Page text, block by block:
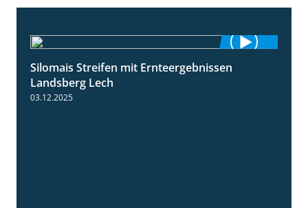
11:01
Silomais Streifen mit Ernteergebnissen
Landsberg Lech
03.12.2025